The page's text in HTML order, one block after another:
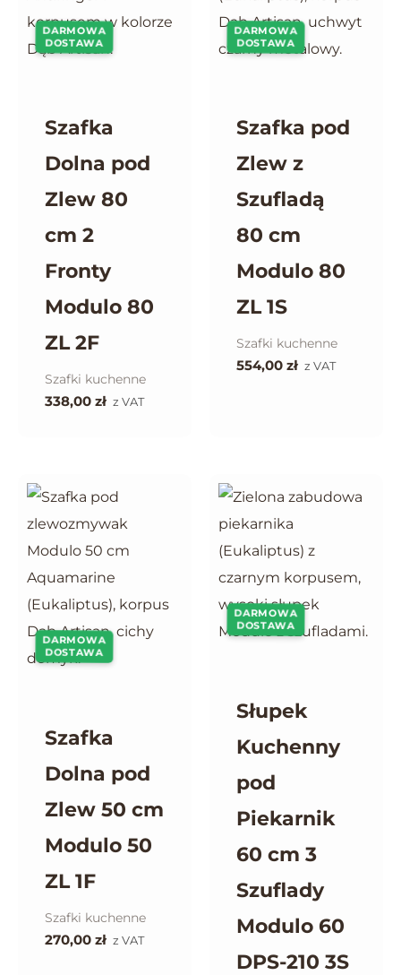
DARMOWA
DOSTAWA
Szafka
Dolna pod
Zlew 80
cm 2
Fronty
Modulo 80
ZL 2F
Szafki kuchenne
338,00 zł z VAT
DARMOWA
DOSTAWA
Szafka pod
Zlew z
Szufladą
80 cm
Modulo 80
ZL 1S
Szafki kuchenne
554,00 zł z VAT
DARMOWA
DOSTAWA
Szafka
Dolna pod
Zlew 50 cm
Modulo 50
ZL 1F
Szafki kuchenne
270,00 zł z VAT
DARMOWA
DOSTAWA
Słupek
Kuchenny
pod
Piekarnik
60 cm 3
Szuflady
Modulo 60
DPS-210 3S